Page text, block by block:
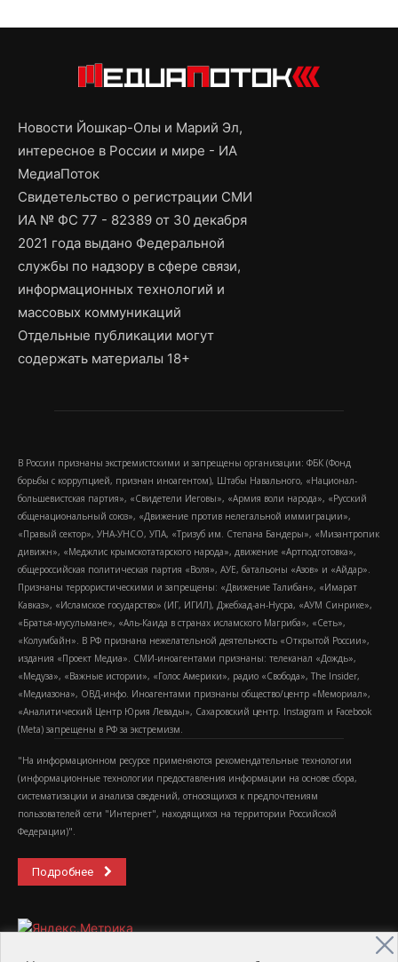
Новости Йошкар-Олы и Марий Эл,
интересное в России и мире - ИА
МедиаПоток
Свидетельство о регистрации СМИ
ИА № ФС 77 - 82389 от 30 декабря
2021 года выдано Федеральной
службы по надзору в сфере связи,
информационных технологий и
массовых коммуникаций
Отдельные публикации могут
содержать материалы 18+
В России признаны экстремистскими и запрещены организации: ФБК (Фонд
борьбы с коррупцией, признан иноагентом), Штабы Навального, «Национал-
большевистская партия», «Свидетели Иеговы», «Армия воли народа», «Русский
общенациональный союз», «Движение против нелегальной иммиграции»,
«Правый сектор», УНА-УНСО, УПА, «Тризуб им. Степана Бандеры», «Мизантропик
дивижн», «Меджлис крымскотатарского народа», движение «Артподготовка»,
общероссийская политическая партия «Воля», АУЕ, батальоны «Азов» и «Айдар».
Признаны террористическими и запрещены: «Движение Талибан», «Имарат
Кавказ», «Исламское государство» (ИГ, ИГИЛ), Джебхад-ан-Нусра, «АУМ Синрике»,
«Братья-мусульмане», «Аль-Каида в странах исламского Магриба», «Сеть»,
«Колумбайн». В РФ признана нежелательной деятельность «Открытой России»,
издания «Проект Медиа». СМИ-иноагентами признаны: телеканал «Дождь»,
«Медуза», «Важные истории», «Голос Америки», радио «Свобода», The Insider,
«Медиазона», ОВД-инфо. Иноагентами признаны общество/центр «Мемориал»,
«Аналитический Центр Юрия Левады», Сахаровский центр. Instagram и Facebook
(Metа) запрещены в РФ за экстремизм.
"На информационном ресурсе применяются рекомендательные технологии
(информационные технологии предоставления информации на основе сбора,
систематизации и анализа сведений, относящихся к предпочтениям
пользователей сети "Интернет", находящихся на территории Российской
Федерации)".
Подробнее